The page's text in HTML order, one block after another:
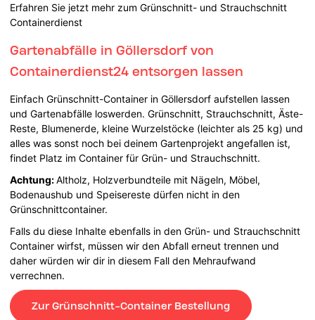
Erfahren Sie jetzt mehr zum Grünschnitt- und Strauchschnitt
Containerdienst
Gartenabfälle in Göllersdorf von
Containerdienst24 entsorgen lassen
Einfach Grünschnitt-Container in Göllersdorf aufstellen lassen
und Gartenabfälle loswerden. Grünschnitt, Strauchschnitt, Äste-
Reste, Blumenerde, kleine Wurzelstöcke (leichter als 25 kg) und
alles was sonst noch bei deinem Gartenprojekt angefallen ist,
findet Platz im Container für Grün- und Strauchschnitt.
Achtung:Altholz, Holzverbundteile mit Nägeln, Möbel,
Bodenaushub und Speisereste dürfen nicht in den
Grünschnittcontainer.
Falls du diese Inhalte ebenfalls in den Grün- und Strauchschnitt
Container wirfst, müssen wir den Abfall erneut trennen und
daher würden wir dir in diesem Fall den Mehraufwand
verrechnen.
Zur Grünschnitt-Container Bestellung